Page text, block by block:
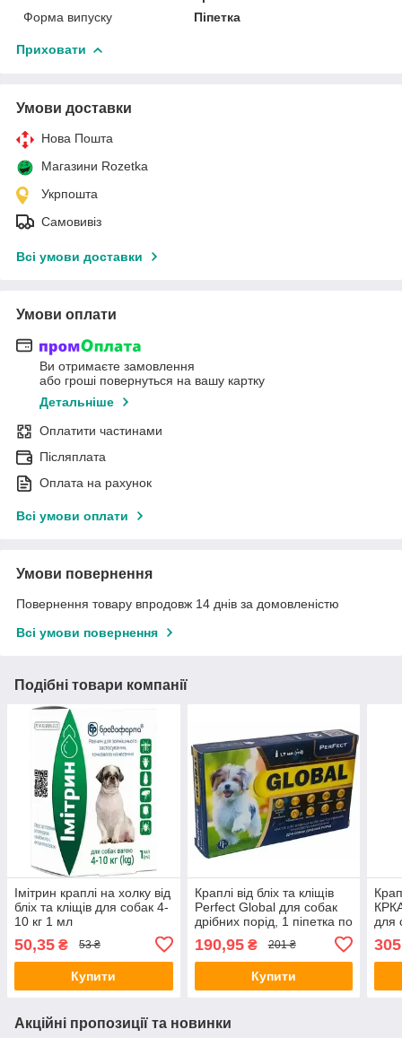
Форма випуску
Піпетка
Приховати
Умови доставки
Нова Пошта
Магазини Rozetka
Укрпошта
Самовивіз
Всі умови доставки
Умови оплати
Ви отримаєте замовлення
або гроші повернуться на вашу картку
Детальніше
Оплатити частинами
Післяплата
Оплата на рахунок
Всі умови оплати
Умови повернення
Повернення товару впродовж 14 днів за домовленістю
Всі умови повернення
Подібні товари компанії
Імітрин краплі на холку від
бліх та кліщів для собак 4-
10 кг 1 мл
50,35 ₴ 53 ₴
Купити
Краплі від бліх та кліщів
Perfect Global для собак
дрібних порід, 1 піпетка по
190,95₴ 201 ₴
Купити
для
Акційні пропозиції та новинки